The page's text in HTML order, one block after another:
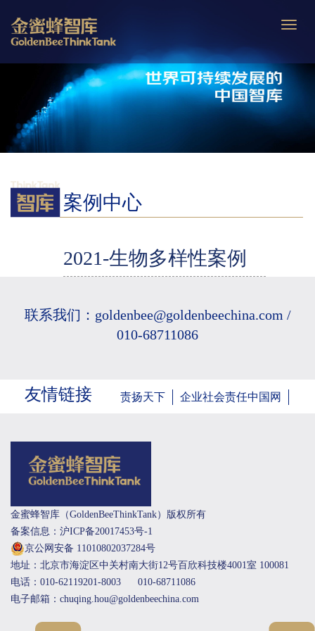
Toggle
案例中心
2021-生物多样性案例
联系我们：goldenbee@goldenbeechina.com /
010-68711086
友情链接 责扬天下 企业社会责任中国网
金蜜蜂智库（GoldenBeeThinkTank）版权所有
备案信息：沪ICP备20017453号-1
京公网安备 11010802037284号
地址：北京市海淀区中关村南大街12号百欣科技楼4001室 100081
电话：010-62119201-8003
010-68711086
电子邮箱：chuqing.hou@goldenbeechina.com